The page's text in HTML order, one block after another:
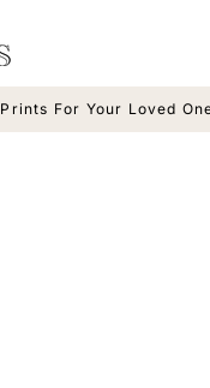
Prints For Your Loved